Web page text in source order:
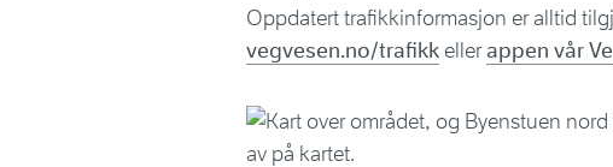
Oppdatert trafikkinformasjon er alltid
vegvesen.no/trafikk ellerappen vår